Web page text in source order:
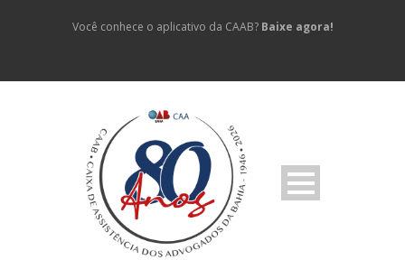
Você conhece o aplicativo da CAAB? Baixe agora!